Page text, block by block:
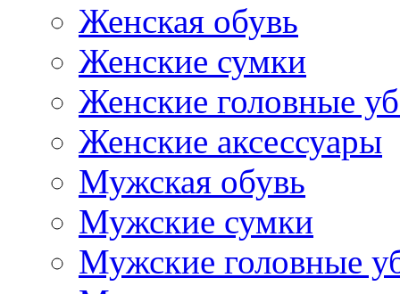
Женская обувь
Женские сумки
Женские головные
Женские аксессуары
Мужская обувь
Мужские сумки
Мужские головные